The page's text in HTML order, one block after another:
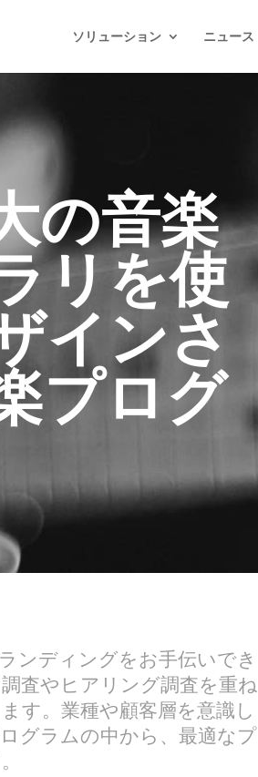
ソリューション ニュース
の音楽
リを使
インさ
プログ
ンディングをお手伝いでき
査やヒアリング調査を重ね
す。業種や顧客層を意識し
グラムの中から、最適なプ